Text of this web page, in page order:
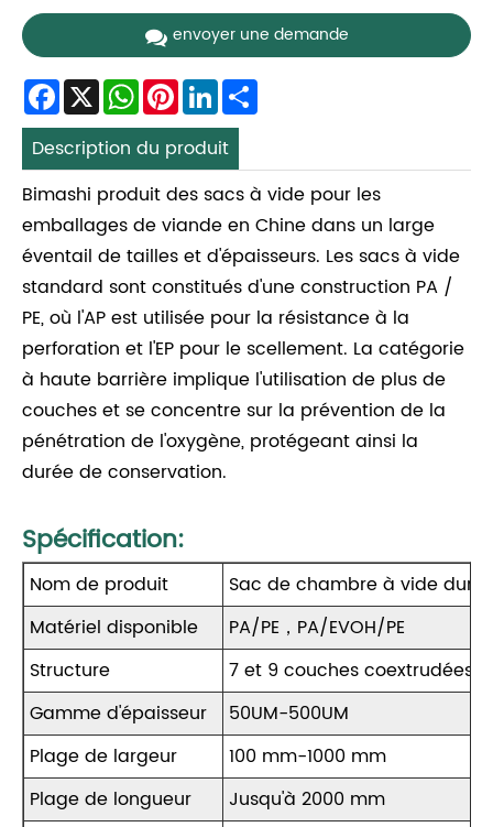
envoyer une demande
Facebook
X WhatsApp
Pinterest
LinkedIn
Description du produit
Bimashi produit des sacs à vide pour les
emballages de viande en Chine dans un large
éventail de tailles et d'épaisseurs. Les sacs à vide
standard sont constitués d'une construction PA /
PE, où l'AP est utilisée pour la résistance à la
perforation et l'EP pour le scellement. La catégorie
à haute barrière implique l'utilisation de plus de
couches et se concentre sur la prévention de la
pénétration de l'oxygène, protégeant ainsi la
durée de conservation.
Spécification:
Nom de produit
Sac de chambre à vide
Matériel disponible
PA/PE，PA/EVOH/PE
Structure
7 et 9 couches coextrudées
Gamme d'épaisseur
50UM-500UM
Plage de largeur
100 mm-1000 mm
Plage de longueur
Jusqu'à 2000 mm